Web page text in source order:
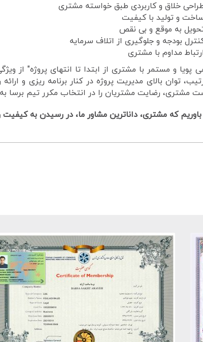
خلاق و کاربردی طبق خواسته مشتری
و تولید با کیفیت
به موقع و بی نقص
بودجه و جلوگیری از اتلاف سرمایه
ارتباط مداوم با مشتری
پویا و مستمر با مشتری از ابتدا تا انتهای پروژه"
توان بالای مدیریت پروژه در کنار برنامه ریزی و
مشتری، رضایت مشتریان را در انتخاب مکرر تیم برسا
باوریم که مشتری، داناترین مشاور ما، در رسیدن به